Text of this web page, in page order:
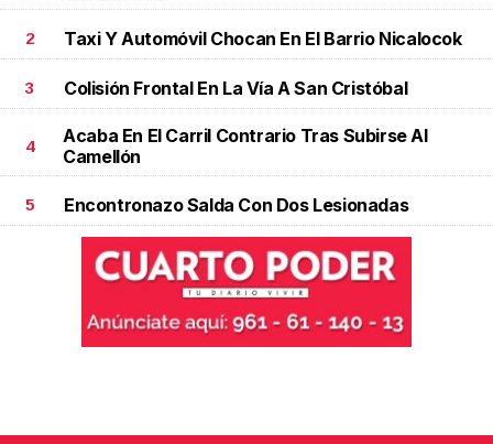
2 Taxi Y Automóvil Chocan En El Barrio Nicalocok
3 Colisión Frontal En La Vía A San Cristóbal
4
Acaba En El Carril Contrario Tras Subirse Al
Camellón
5 Encontronazo Salda Con Dos Lesionadas